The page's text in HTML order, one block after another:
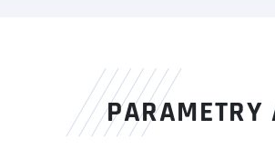
PARAMETRY